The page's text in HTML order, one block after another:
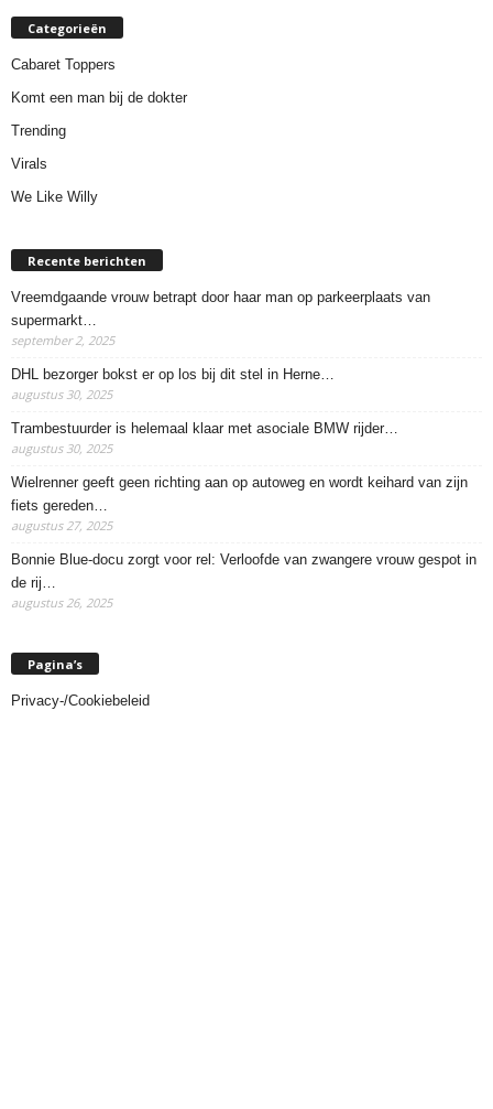
Categorieën
Cabaret Toppers
Komt een man bij de dokter
Trending
Virals
We Like Willy
Recente berichten
Vreemdgaande vrouw betrapt door haar man op parkeerplaats van
supermarkt…
september 2, 2025
DHL bezorger bokst er op los bij dit stel in Herne…
augustus 30, 2025
Trambestuurder is helemaal klaar met asociale BMW rijder…
augustus 30, 2025
Wielrenner geeft geen richting aan op autoweg en wordt keihard van zijn
fiets gereden…
augustus 27, 2025
Bonnie Blue-docu zorgt voor rel: Verloofde van zwangere vrouw gespot in
de rij…
augustus 26, 2025
Pagina’s
Privacy-/Cookiebeleid